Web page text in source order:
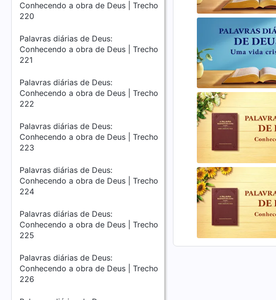
Conhecendo a obra de Deus | Trecho
220
Palavras diárias de Deus:
Conhecendo a obra de Deus | Trecho
221
Palavras diárias de Deus:
Conhecendo a obra de Deus | Trecho
222
Palavras diárias de Deus:
Conhecendo a obra de Deus | Trecho
223
Palavras diárias de Deus:
Conhecendo a obra de Deus | Trecho
224
Palavras diárias de Deus:
Conhecendo a obra de Deus | Trecho
225
Palavras diárias de Deus:
Conhecendo a obra de Deus | Trecho
226